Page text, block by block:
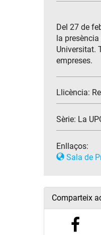
Del 27 de
la
Universitat.
empreses.
Llicència:
Sèrie: La
Enllaços:
Sala de
Comparteix